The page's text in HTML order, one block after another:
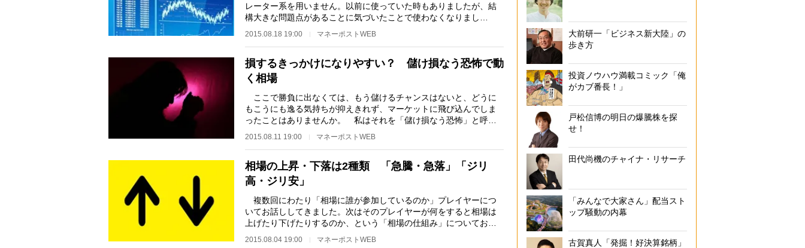
レーター系を用いません。以前に使っていた時もありましたが、結
構大きな問題点があることに気づいたことで使わなくなりまし
た。 ストキャスティッ…
2015.08.18 19:00 マネーポストWEB
損するきっかけになりやすい？ 儲け損なう恐怖で動
く相場
ここで勝負に出なくては、もう儲けるチャンスはないと、どうに
もこうにも逸る気持ちが抑えきれず、マーケットに飛び込んでしま
ったことはありませんか。 私はそれを「儲け損なう恐怖」と呼ん
2015.08.11 19:00 マネーポストWEB
相場の上昇・下落は2種類 「急騰・急落」「ジリ
高・ジリ安」
複数回にわたり「相場に誰が参加しているのか」プレイヤーにつ
いてお話ししてきました。次はそのプレイヤーが何をすると相場は
上げたり下げたりするのか、という「相場の仕組み」についてお話
2015.08.04 19:00 マネーポストWEB
大前研一「ビジネス新大陸」の
歩き方
投資ノウハウ満載コミック「俺
がカブ番長！」
戸松信博の明日の爆騰株を探
せ！
田代尚機のチャイナ・リサーチ
「みんなで大家さん」配当スト
ップ騒動の内幕
古賀真人「発掘！好決算銘柄」